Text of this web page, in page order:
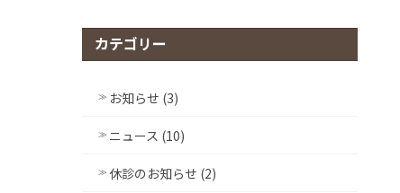
カテゴリー
お知らせ (3)
ニュース (10)
休診のお知らせ (2)